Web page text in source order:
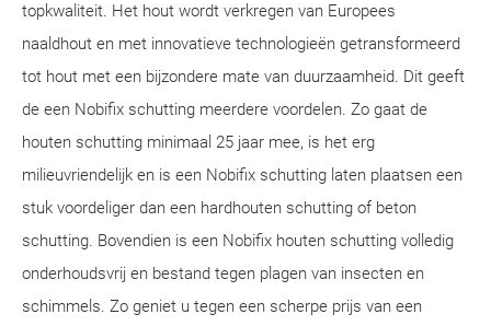
topkwaliteit. Het hout wordt verkregen van Europees
naaldhout en met innovatieve technologieën getransformeerd
tot hout met een bijzondere mate van duurzaamheid. Dit geeft
de een Nobifix schutting meerdere voordelen. Zo gaat de
houten schutting minimaal 25 jaar mee, is het erg
milieuvriendelijk en is een Nobifix schutting laten plaatsen een
stuk voordeliger dan een hardhouten schutting of beton
schutting. Bovendien is een Nobifix houten schutting volledig
onderhoudsvrij en bestand tegen plagen van insecten en
schimmels. Zo geniet u tegen een scherpe prijs van een